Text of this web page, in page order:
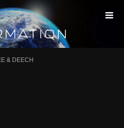
& DEECH